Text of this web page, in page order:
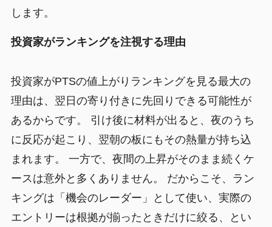
します。
投資家がランキングを注視する理由
投資家がPTSの値上がりランキングを見る最大の
理由は、翌日の寄り付きに先回りできる可能性が
あるからです。 引け後に材料が出ると、夜のうち
に反応が起こり、翌朝の板にもその熱量が持ち込
まれます。 一方で、夜間の上昇がそのまま続くケ
ースは意外と多くありません。 だからこそ、ラン
キングは「機会のレーダー」として使い、実際の
エントリーは根拠が揃ったときだけに絞る、とい